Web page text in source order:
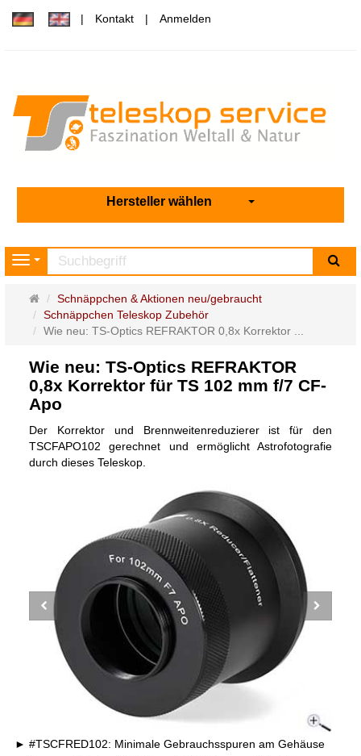
Kontakt Anmelden
Hersteller wählen
Navigation
Startseite
Schnäppchen & Aktionen neu/gebraucht
Schnäppchen Teleskop Zubehör
Wie neu: TS-Optics REFRAKTOR 0,8x Korrektor ...
Wie neu: TS-Optics REFRAKTOR
0,8x Korrektor für TS 102 mm f/7 CF-
Apo
Der Korrektor und Brennweitenreduzierer ist für den
TSCFAPO102 gerechnet und ermöglicht Astrofotografie
durch dieses Teleskop.
#TSCFRED102: Minimale Gebrauchsspuren am Gehäuse